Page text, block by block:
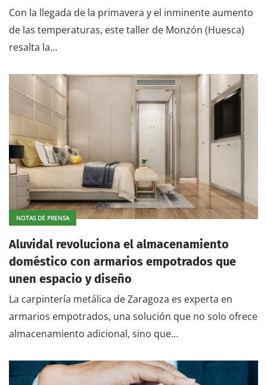
Con la llegada de la primavera y el inminente aumento
de las temperaturas, este taller de Monzón (Huesca)
resalta la…
NOTAS DE PRENSA
Aluvidal revoluciona el almacenamiento
doméstico con armarios empotrados que
unen espacio y diseño
La carpintería metálica de Zaragoza es experta en
armarios empotrados, una solución que no solo ofrece
almacenamiento adicional, sino que…